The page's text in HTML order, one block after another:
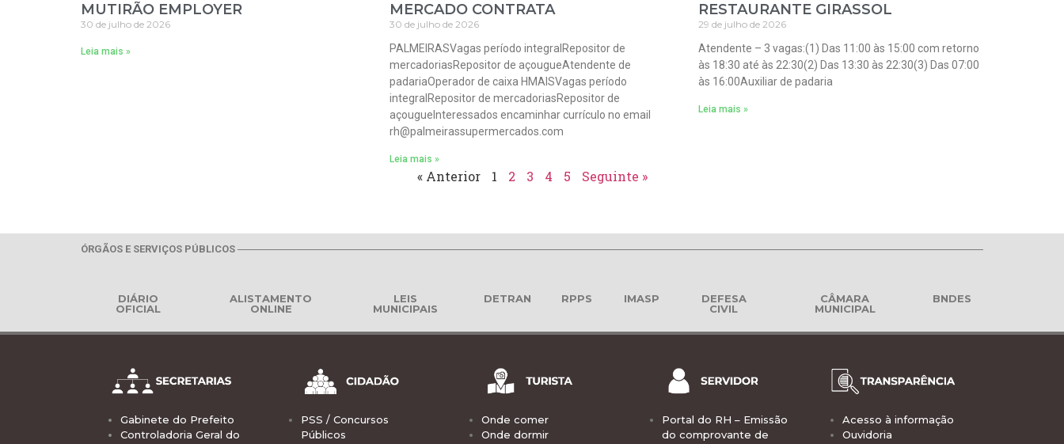
MUTIRÃO EMPLOYER
30 de julho de 2026
Leia mais »
MERCADO CONTRATA
30 de julho de 2026
PALMEIRASVagas período integralRepositor de
mercadoriasRepositor de açougueAtendente de
padariaOperador de caixa HMAISVagas período
integralRepositor de mercadoriasRepositor de
açougueInteressados encaminhar currículo no email
rh@palmeirassupermercados.com
Leia mais »
RESTAURANTE GIRASSOL
29 de julho de 2026
Atendente – 3 vagas:(1) Das 11:00 às 15:00 com retorno
às 18:30 até às 22:30(2) Das 13:30 às 22:30(3) Das 07:00
às 16:00Auxiliar de padaria
Leia mais »
« Anterior 1 2 3 4 5 Seguinte »
ÓRGÃOS E SERVIÇOS PÚBLICOS
DIÁRIO
OFICIAL
ALISTAMENTO
ONLINE
LEIS
MUNICIPAIS
DETRAN RPPS IMASP
DEFESA
CIVIL
CÂMARA
MUNICIPAL
BNDES
Gabinete do Prefeito
Controladoria Geral do
PSS / Concursos
Públicos
Onde comer
Onde dormir
Portal do RH – Emissão
do comprovante de
Acesso à informação
Ouvidoria